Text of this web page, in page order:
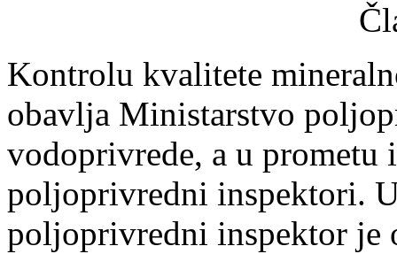
Kontrolu kvalitete
obavlja Ministarstvo
vodoprivrede, a u
poljoprivredni inspektori.
poljoprivredni inspektor je